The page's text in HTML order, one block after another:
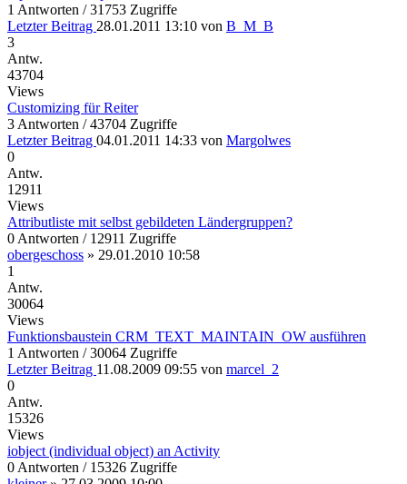
1 Antworten / 31753 Zugriffe
Letzter Beitrag 28.01.2011 13:10 von B_M_B
3
Antw.
43704
Views
Customizing für Reiter
3 Antworten / 43704 Zugriffe
Letzter Beitrag 04.01.2011 14:33 von Margolwes
0
Antw.
12911
Views
Attributliste mit selbst gebildeten Ländergruppen?
0 Antworten / 12911 Zugriffe
obergeschoss » 29.01.2010 10:58
1
Antw.
30064
Views
Funktionsbaustein CRM_TEXT_MAINTAIN_OW ausführen
1 Antworten / 30064 Zugriffe
Letzter Beitrag 11.08.2009 09:55 von marcel_2
0
Antw.
15326
Views
iobject (individual object) an Activity
0 Antworten / 15326 Zugriffe